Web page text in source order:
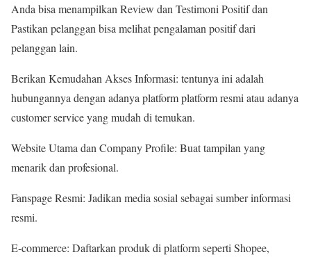
Anda bisa menampilkan Review dan Testimoni Positif dan
Pastikan pelanggan bisa melihat pengalaman positif dari
pelanggan lain.
Berikan Kemudahan Akses Informasi: tentunya ini adalah
hubungannya dengan adanya platform platform resmi atau adanya
customer service yang mudah di temukan.
Website Utama dan Company Profile: Buat tampilan yang
menarik dan profesional.
Fanspage Resmi: Jadikan media sosial sebagai sumber informasi
resmi.
E-commerce: Daftarkan produk di platform seperti Shopee,